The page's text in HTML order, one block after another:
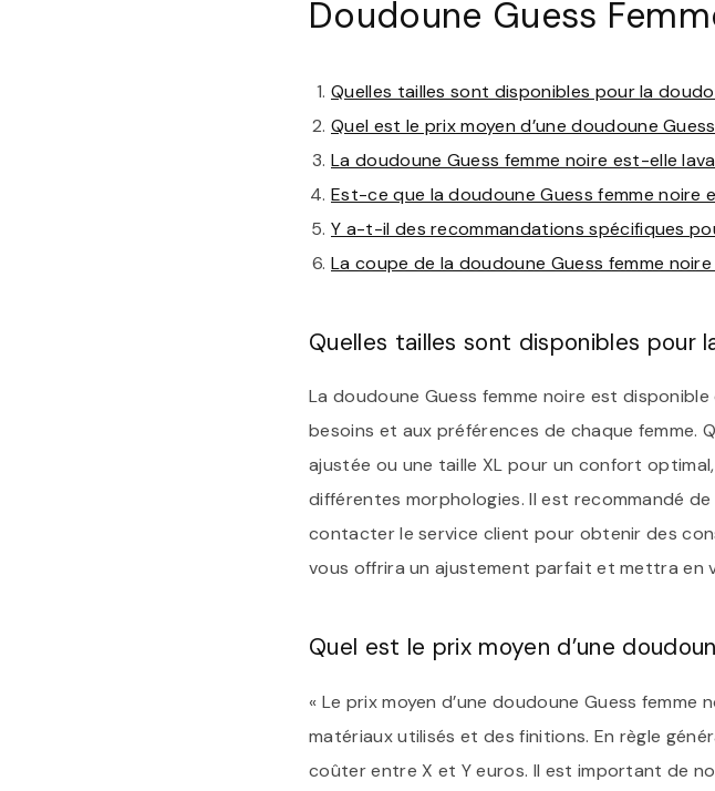
Doudoune Guess
Quelles tailles sont disponibles pour la
Quel est le prix moyen d’une doudoune
La doudoune Guess femme noire est-elle
Est-ce que la doudoune Guess femme
Y a-t-il des recommandations spécifiques
La coupe de la doudoune Guess femme
Quelles tailles sont disponibles pour
La doudoune Guess femme noire est
besoins et aux préférences de chaque femme.
ajustée ou une taille XL pour un confort
différentes morphologies. Il est recommandé
contacter le service client pour obtenir des
vous offrira un ajustement parfait et mettra en
Quel est le prix moyen d’une
« Le prix moyen d’une doudoune Guess
matériaux utilisés et des finitions. En règle
coûter entre X et Y euros. Il est important de